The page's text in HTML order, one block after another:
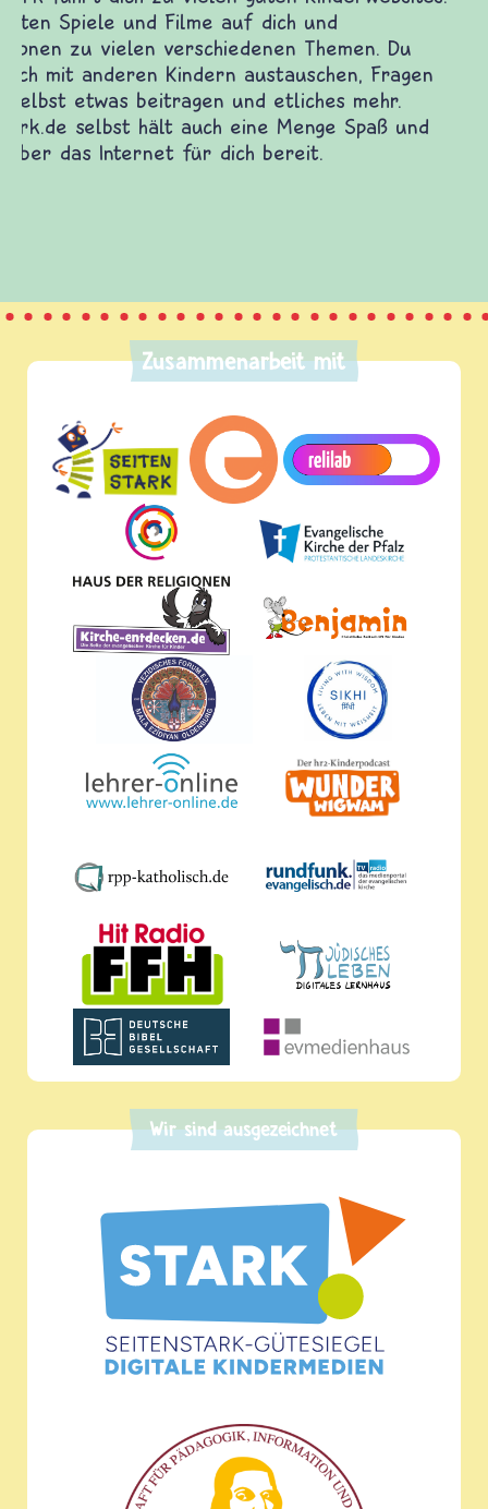
frieden-fragen.de ist ein Internet-Angebot für
Kinder, Eltern und ErzieherInnen das zu
Fragen von Krieg und Frieden, Streit und
Gewalt informiert und einen Austausch zu
diesem Themenbereich ermöglicht. frieden-
fragen.de bietet Antworten auf wichtige
Zusammenarbeit mit
Wir sind ausgezeichnet